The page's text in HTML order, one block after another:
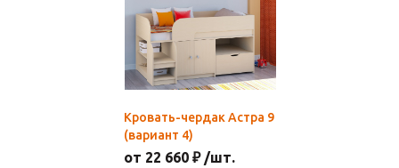
Кровать-чердак Астра 9
(вариант 4)
от 22 660 ₽ /шт.